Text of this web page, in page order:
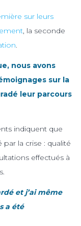
sur leurs
, la seconde
.
nous avons
sur la
leur parcours
indiquent que
par la crise : qualité
effectués à
et j’ai même
a été